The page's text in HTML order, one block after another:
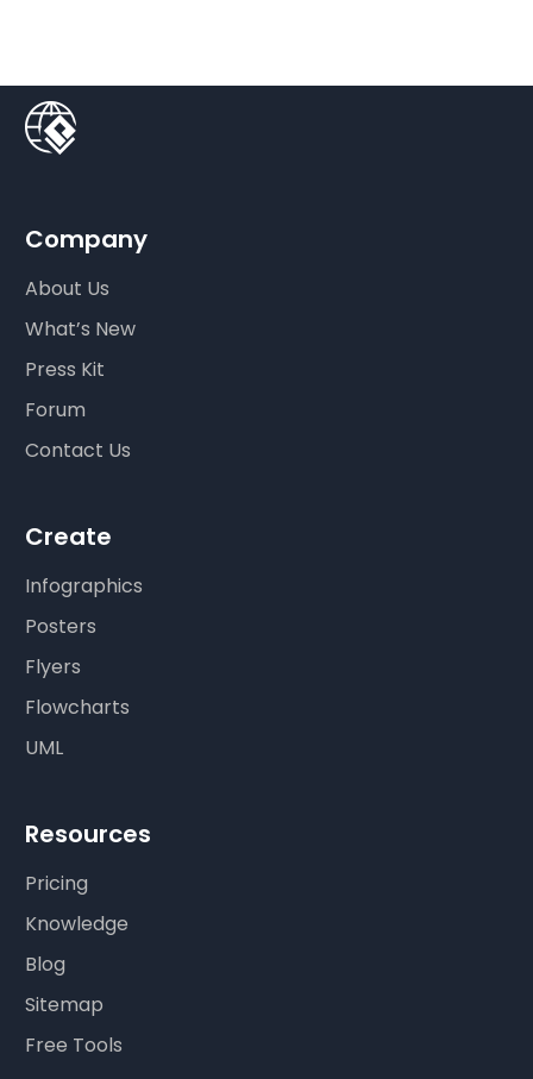
Company
About Us
What’s New
Press Kit
Forum
Contact Us
Create
Infographics
Posters
Flyers
Flowcharts
UML
Resources
Pricing
Knowledge
Blog
Sitemap
Free Tools